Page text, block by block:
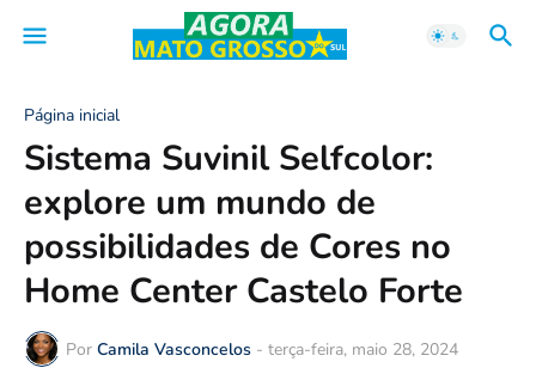
Página inicial
Sistema Suvinil Selfcolor:
explore um mundo de
possibilidades de Cores no
Home Center Castelo Forte
Por Camila Vasconcelos - terça-feira, maio 28, 2024